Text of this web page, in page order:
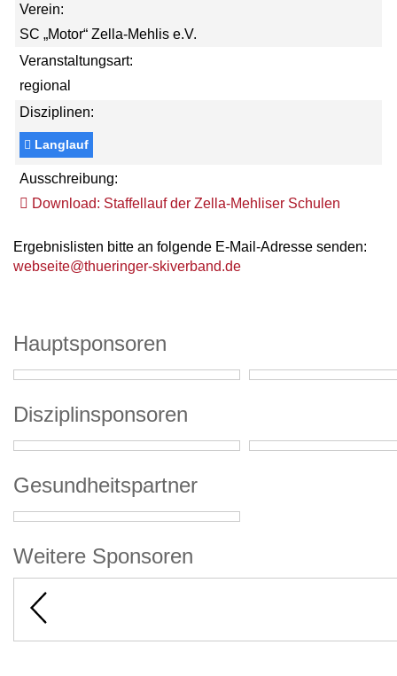
Verein:
SC „Motor“ Zella-Mehlis e.V.
Veranstaltungsart:
regional
Disziplinen:
Langlauf
Ausschreibung:
Download: Staffellauf der Zella-Mehliser Schulen
Ergebnislisten bitte an folgende E-Mail-Adresse senden:
webseite@thueringer-skiverband.de
Hauptsponsoren
Disziplinsponsoren
Gesundheitspartner
Weitere Sponsoren